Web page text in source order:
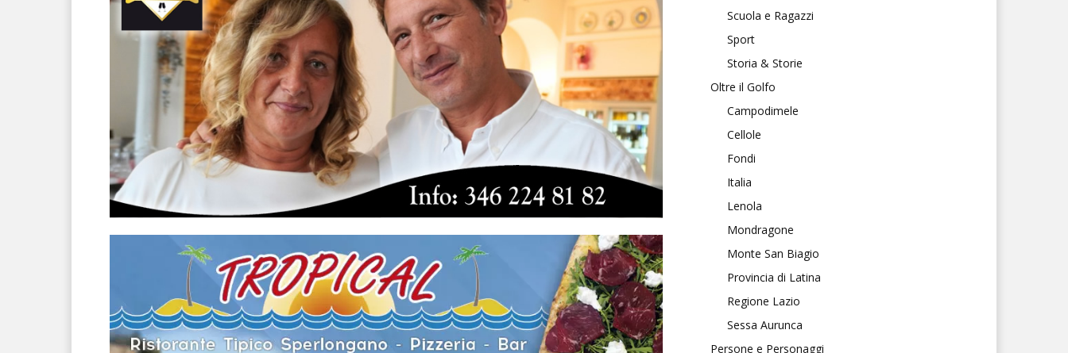
Scuola e Ragazzi
Sport
Storia & Storie
Oltre il Golfo
Campodimele
Cellole
Fondi
Italia
Lenola
Mondragone
Monte San Biagio
Provincia di Latina
Regione Lazio
Sessa Aurunca
Persone e Personaggi